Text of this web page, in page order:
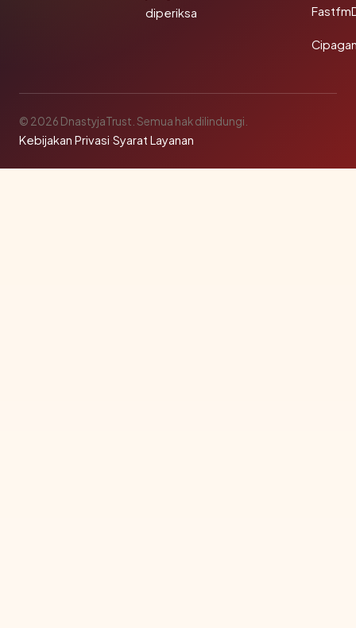
diperiksa
© 2026 DnastyjaTrust. Semua hak dilindungi.
Kebijakan Privasi·Syarat Layanan